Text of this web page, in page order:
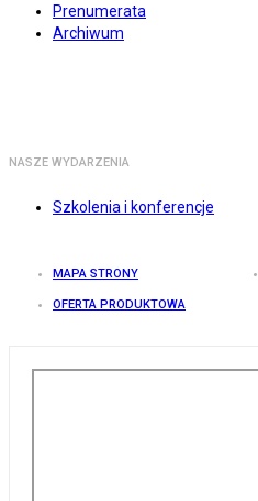
Prenumerata
Archiwum
NASZE WYDARZENIA
Szkolenia i konferencje
MAPA STRONY
OFERTA PRODUKTOWA